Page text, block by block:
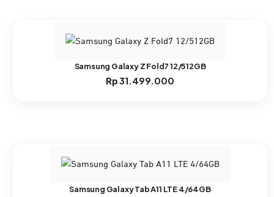
Samsung Galaxy Z Fold7 12/512GB
Rp31.499.000
Samsung Galaxy Tab A11 LTE 4/64GB